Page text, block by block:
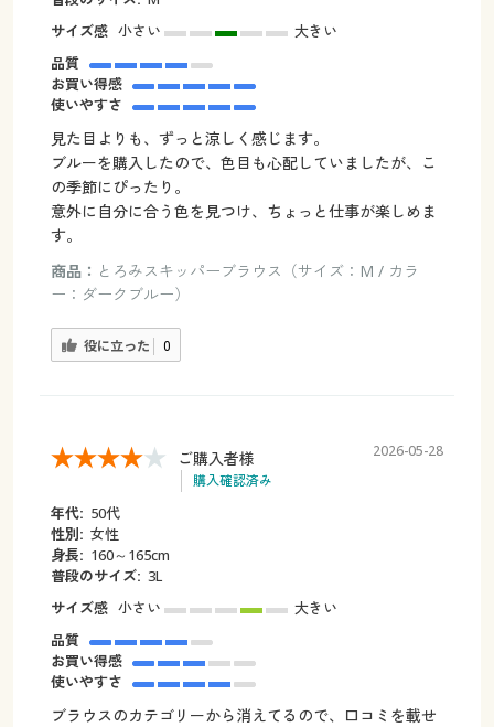
サイズ感 小さい
大きい
品質
お買い得感
使いやすさ
見た目よりも、ずっと涼しく感じます。
ブルーを購入したので、色目も心配していましたが、こ
の季節にぴったり。
意外に自分に合う色を見つけ、ちょっと仕事が楽しめま
す。
商品： とろみスキッパーブラウス（サイズ：M / カラ
ー：ダークブルー）
役に立った 0
ご購入者様
購入確認済み
2026-05-28
年代: 50代
性別: 女性
身長: 160～165cm
普段のサイズ: 3L
サイズ感 小さい
大きい
品質
お買い得感
使いやすさ
ブラウスのカテゴリーから消えてるので、口コミを載せ